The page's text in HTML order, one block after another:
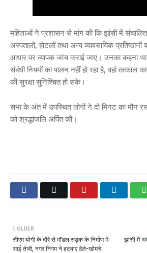
महिलाओं ने प्रशासन से मांग की कि झांसी में
अस्पतालों, होटलों तथा अन्य व्यावसायिक प्रतिष्ठानों
आधार पर व्यापक जांच कराई जाए। उनका कहना था
संबंधी नियमों का पालन नहीं हो रहा है, वहां तत्काल
की सुरक्षा सुनिश्चित हो सके।
सभा के अंत में उपस्थित लोगों ने दो मिनट का मौन
को श्रद्धांजलि अर्पित की।
झांसी में
OLDER
सीएम योगी के दौरे से मॉडल सड़क के निर्माण में
आई तेजी, नगर निगम ने हटवाए ठेले-खोमचे